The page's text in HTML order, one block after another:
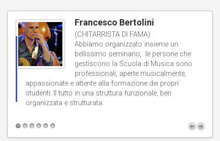
Francesco Bertolini
(CHITARRISTA DI FAMA)
Abbiamo organizzato insieme un
bellissimo seminario, le persone che
gestiscono la Scuola di Musica sono
professionali, aperte musicalmente,
appassionate e attente alla formazione dei propri
studenti. Il tutto in una struttura funzionale, ben
organizzata e strutturata.